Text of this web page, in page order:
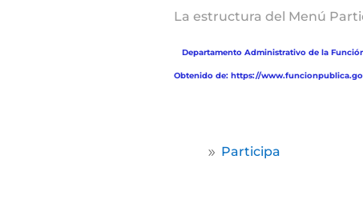
La estructura del Menú
Departamento Administrativo de la
Obtenido de: https://
9 Participa